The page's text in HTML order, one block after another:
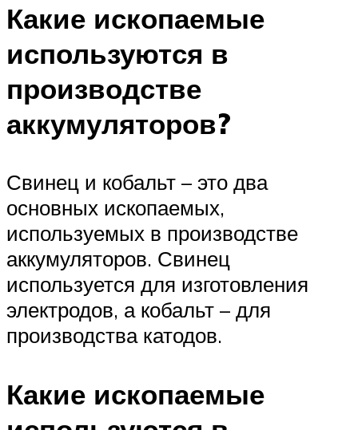
Какие ископаемые
используются в
производстве
аккумуляторов?
Свинец и кобальт – это два
основных ископаемых,
используемых в производстве
аккумуляторов. Свинец
используется для изготовления
электродов, а кобальт – для
производства катодов.
Какие ископаемые